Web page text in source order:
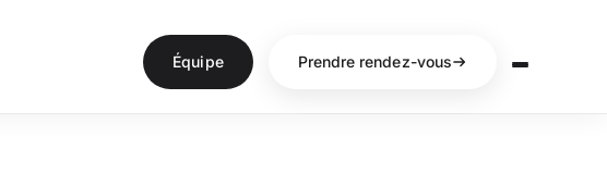
Équipe Prendre rendez-vous